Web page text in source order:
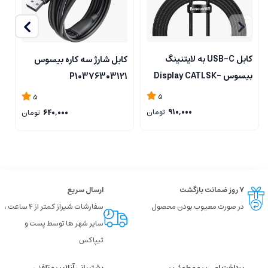
کابل USB-C به لایتنینگ
بیسوس Display CATLSK-
5
910,000 تومان
کابل شارژ سه کاره بیسوس
P10376303121
5
640,000 تومان
۷ روز ضمانت بازگشت
در صورت معیوب بودن محصول
ارسال سریع
سفارشات شیراز کمتر از 4 ساعت ،
سایر شهر ها توسط پست و
تیپاکس